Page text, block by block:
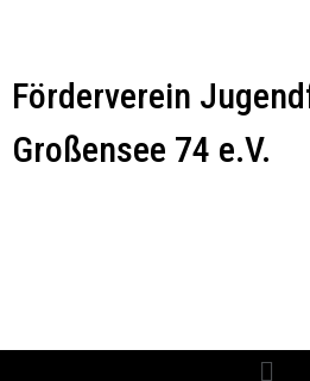
Förderverein
Großensee 74 e.V.